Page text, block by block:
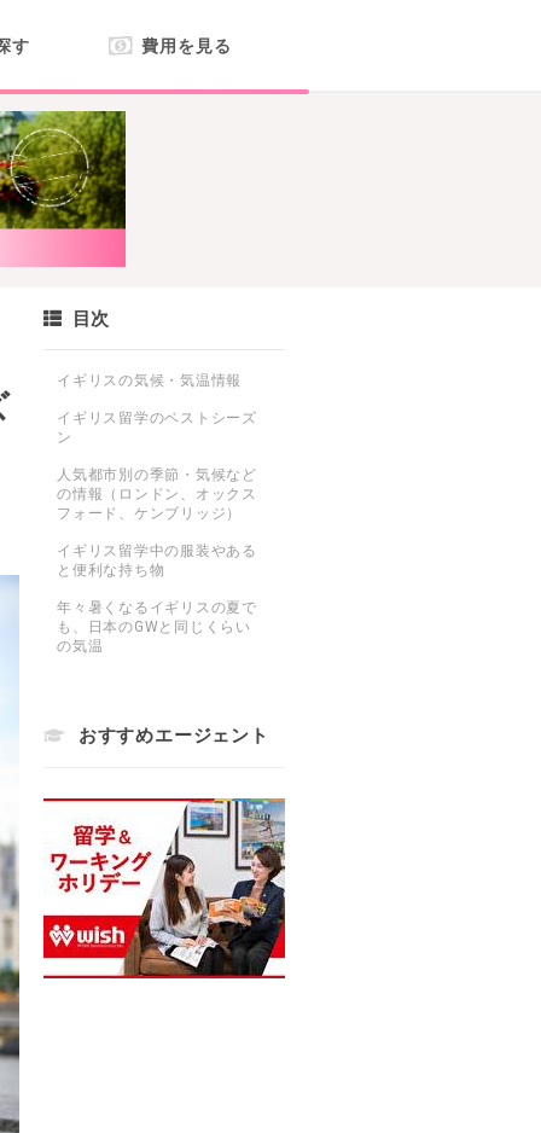
す 費用を見る
目次
イギリスの気候・気温情報
イギリス留学のベストシーズ
ン
人気都市別の季節・気候など
の情報（ロンドン、オックス
フォード、ケンブリッジ）
イギリス留学中の服装やある
と便利な持ち物
年々暑くなるイギリスの夏で
も、日本のGWと同じくらい
の気温
おすすめエージェント